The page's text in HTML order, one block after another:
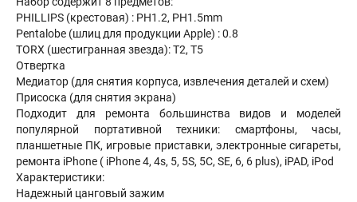
PHILLIPS (крестовая) : PH1.2, PH1.5mm
Pentalobe (шлиц для продукции Apple) : 0.8
TORX (шестигранная звезда): T2, T5
Отвертка
Медиатор (для снятия корпуса, извлечения деталей и схем)
Присоска (для снятия экрана)
Подходит для ремонта большинства видов и моделей
популярной портативной техники: смартфоны, часы,
планшетные ПК, игровые приставки, электронные сигареты,
ремонта iPhone ( iPhone 4, 4s, 5, 5S, 5C, SE, 6, 6 plus), iPAD, iPod
Характеристики:
Надежный цанговый зажим